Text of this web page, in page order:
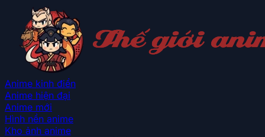
Anime kinh điển
Anime hiện đại
Anime mới
Hình nền anime
Kho ảnh anime